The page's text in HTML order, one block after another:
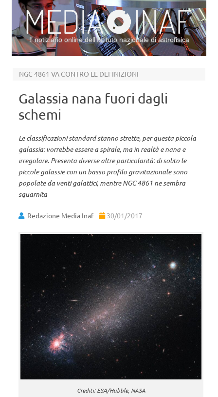
Il notiziario online dell’Istituto nazionale di astrofisica
NGC 4861 VA CONTRO LE DEFINIZIONI
Galassia nana fuori dagli
schemi
Le classificazioni standard stanno strette, per questa piccola
galassia: vorrebbe essere a spirale, ma in realtà e nana e
irregolare. Presenta diverse altre particolarità: di solito le
piccole galassie con un basso profilo gravitazionale sono
popolate da venti galattici, mentre NGC 4861 ne sembra
sguarnita
Redazione Media Inaf 30/01/2017
Crediti: ESA/Hubble, NASA